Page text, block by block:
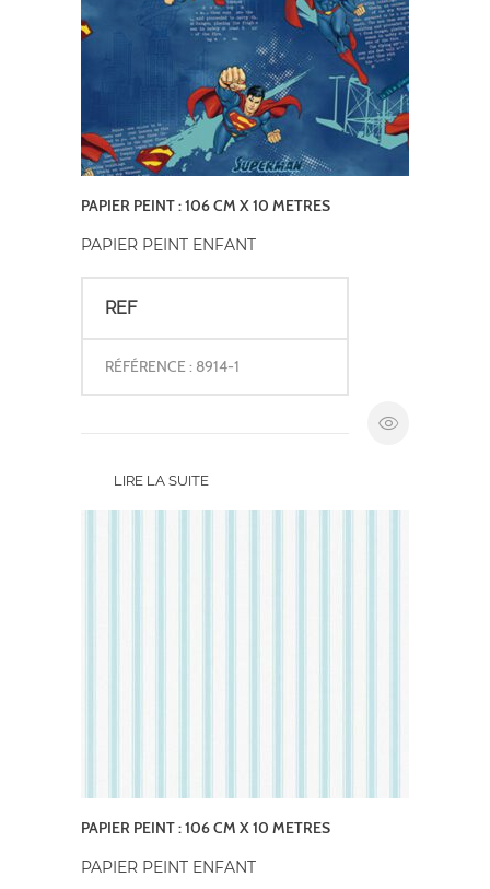
PAPIER PEINT : 106 CM X 10 METRES
PAPIER PEINT ENFANT
REF
RÉFÉRENCE : 8914-1
LIRE LA SUITE
PAPIER PEINT : 106 CM X 10 METRES
PAPIER PEINT ENFANT